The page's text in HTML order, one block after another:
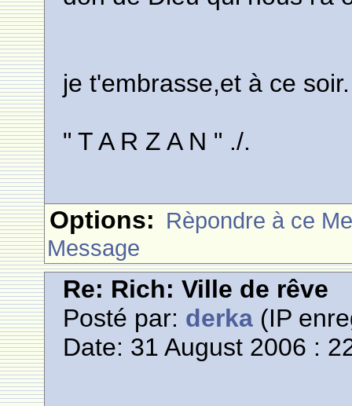
je t'embrasse,et à ce soir.
" T A R Z A N " ./.
Options: Rèpondre à ce
Message
Re: Rich: Ville de rêve
Posté par: derka (IP
Date: 31 August 2006 :